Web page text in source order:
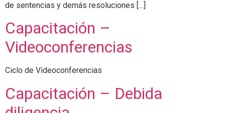
de sentencias y demás resoluciones […]
Capacitación –
Videoconferencias
Ciclo de Videoconferencias
Capacitación – Debida